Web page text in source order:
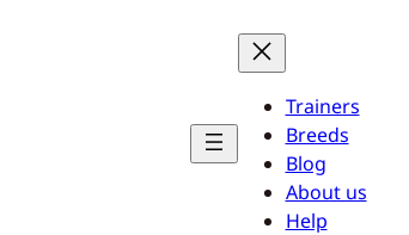
Trainers
Breeds
Blog
About us
Help